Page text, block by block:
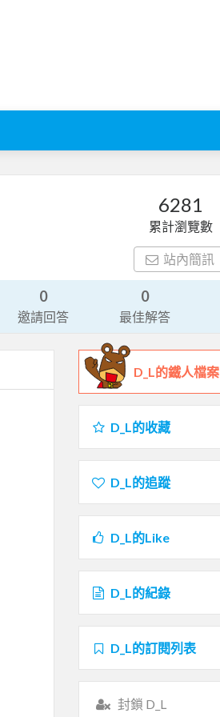
6281
累計瀏覽數
站內簡訊
0
邀請回答
0
最佳解答
D_L的鐵人檔案
D_L的收藏
D_L的追蹤
D_L的Like
D_L的紀錄
D_L的訂閱列表
封鎖 D_L